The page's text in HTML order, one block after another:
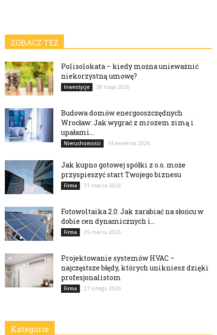
ZOBACZ TEŻ
Polisolokata – kiedy można unieważnić
niekorzystną umowę?
Inwestycje 30 maja 2026
Budowa domów energooszczędnych
Wrocław: Jak wygrać z mrozem zimą i
upałami...
Nieruchomości 14 kwietnia 2026
Jak kupno gotowej spółki z o.o. może
przyspieszyć start Twojego biznesu
Firma 31 marca 2026
Fotowoltaika 2.0: Jak zarabiać na słońcu w
dobie cen dynamicznych i...
Firma 25 marca 2026
Projektowanie systemów HVAC –
najczęstsze błędy, których unikniesz dzięki
profesjonalistom
Firma 27 lutego 2026
Kategorie